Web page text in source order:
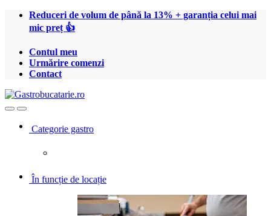
Treci
Treci
Reduceri de volum de până la 13% + garanția celui mai
mic preț 👍
Contul meu
Urmărire comenzi
Contact
OpenClose
Categorie gastro
În funcție de locație